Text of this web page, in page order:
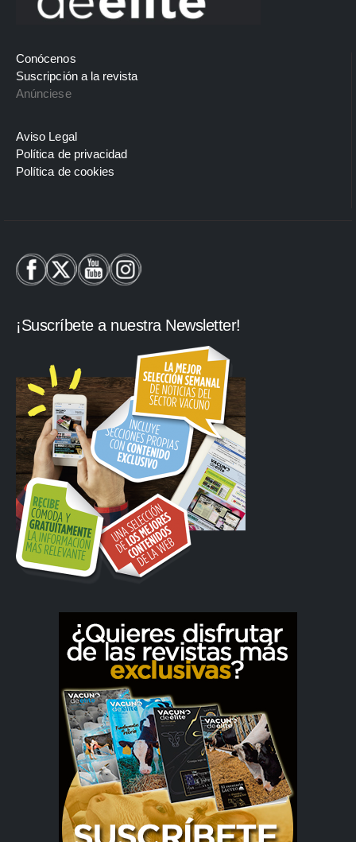
Conócenos
Suscripción a la revista
Anúnciese
Aviso Legal
Política de privacidad
Política de cookies
¡Suscríbete a nuestra Newsletter!